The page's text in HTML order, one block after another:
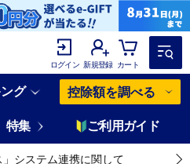
ログイン 新規登録 カート
グ 控除額を調べる
特集 ご利用ガイド
」システム連携に関して